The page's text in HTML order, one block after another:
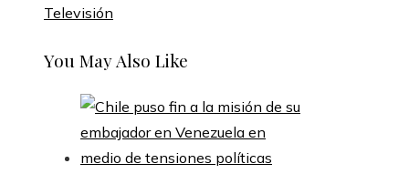
Televisión
You May Also Like